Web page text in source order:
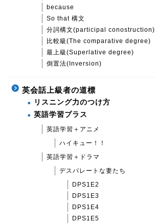
because
So that 構文
分詞構文(participal conostruction)
比較級(The comparative degree)
最上級(Superlative degree)
倒置法(Inversion)
英会話上級者の道標
リスニング力のつけ方
英語学習プラス
英語学習＋アニメ
ハイキュー！！
英語学習＋ドラマ
デスパレートな妻たち
DPS1E2
DPS1E3
DPS1E4
DPS1E5